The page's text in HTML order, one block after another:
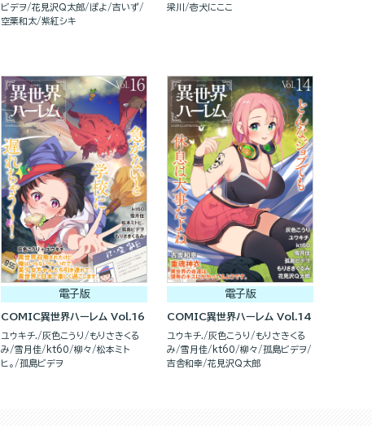
ビデヲ
花見沢Q太郎 ぽよ
吉いず
空栗和太 紫紅シキ
梁川
壱犬にここ
電子版
COMIC異世界ハーレム Vol.16
ユウキチ. 灰色こうり
もりさきくる
み
雪月佳 kt60 柳々
松本ミト
ヒ。
孤島ビデヲ
電子版
COMIC異世界ハーレム Vol.14
ユウキチ. 灰色こうり
もりさきくる
み
雪月佳 kt60 柳々
孤島ビデヲ
吉舎和幸 花見沢Q太郎